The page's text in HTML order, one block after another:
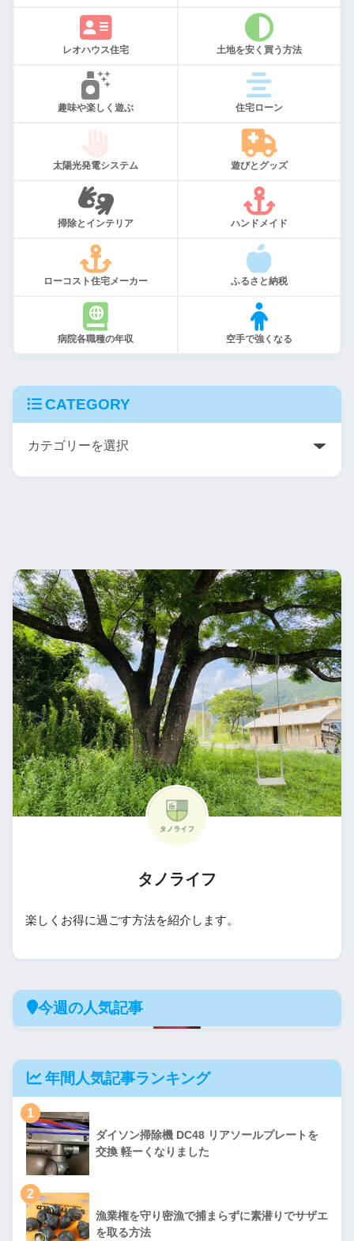
レオハウス住宅 土地を安く買う方法
趣味や楽しく遊ぶ 住宅ローン
太陽光発電システム 遊びとグッズ
掃除とインテリア ハンドメイド
ローコスト住宅メーカー ふるさと納税
病院各職種の年収 空手で強くなる
CATEGORY
タノライフ
楽しくお得に過ごす方法を紹介します。
今週の人気記事
年間人気記事ランキング
1
ダイソン掃除機 DC48 リアソールプレートを
交換 軽ーくなりました
2
漁業権を守り密漁で捕まらずに素潜りでサザエ
を取る方法